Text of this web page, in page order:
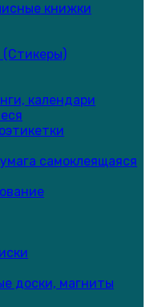
книжки
(Стикеры)
календари
самоклеящаяся
доски, магниты